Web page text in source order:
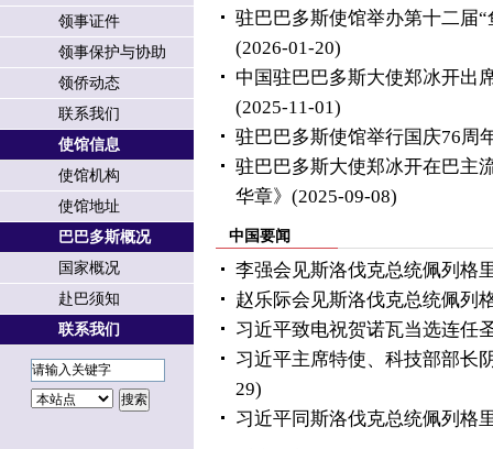
领事证件
领事保护与协助
领侨动态
联系我们
使馆信息
使馆机构
使馆地址
巴巴多斯概况
国家概况
赴巴须知
联系我们
驻巴巴多斯使馆举办第十二届
(2026-01-20)
中国驻巴巴多斯大使郑冰开出
(2025-11-01)
驻巴巴多斯使馆举行国庆76周
驻巴巴多斯大使郑冰开在巴主
华章》 (2025-09-08)
中国要闻
李强会见斯洛伐克总统佩列格
赵乐际会见斯洛伐克总统佩列
习近平致电祝贺诺瓦当选连任
习近平主席特使、科技部部长
29)
习近平同斯洛伐克总统佩列格